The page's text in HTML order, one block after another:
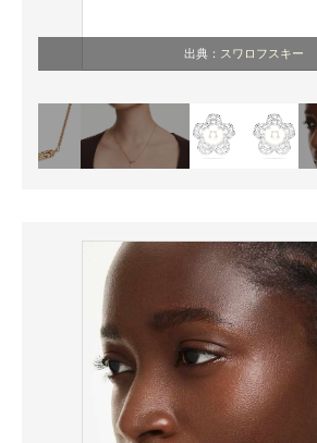
出典： スワロフスキー